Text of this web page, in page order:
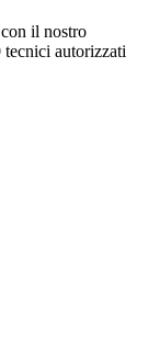
il nostro
tecnici autorizzati